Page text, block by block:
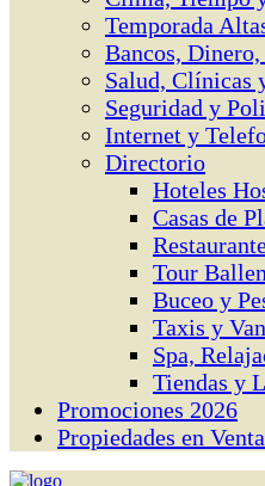
Temporada
Bancos,
Salud, Clínicas
Seguridad y
Internet y
Directorio
Hoteles
Casas de
Tour
Buceo y
Taxis y
Spa,
Tiendas y
Promociones 2026
Propiedades en Venta